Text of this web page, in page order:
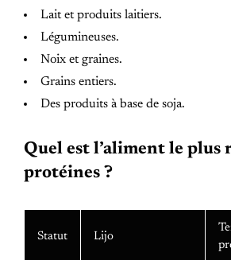
Lait et produits laitiers.
Légumineuses.
Noix et graines.
Grains entiers.
Des produits à base de soja.
Quel est l’aliment le plus
protéines ?
Statut Lijo